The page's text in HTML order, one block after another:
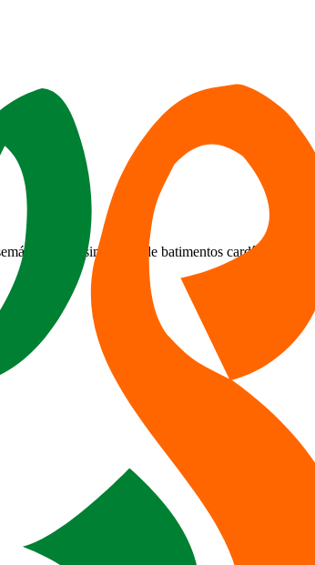
e um simulador de batimentos cardíacos. Id: 57